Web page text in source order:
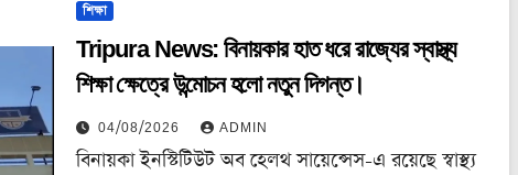
শিক্ষা
Tripura News: বিনায়কার হাত ধরে রাজ্যের স্বাস্থ্য
শিক্ষা ক্ষেত্রে উন্মোচন হলো নতুন দিগন্ত।
04/08/2026 ADMIN
বিনায়কা ইনস্টিটিউট অব হেলথ সায়েন্সেস-এ রয়েছে স্বাস্থ্য